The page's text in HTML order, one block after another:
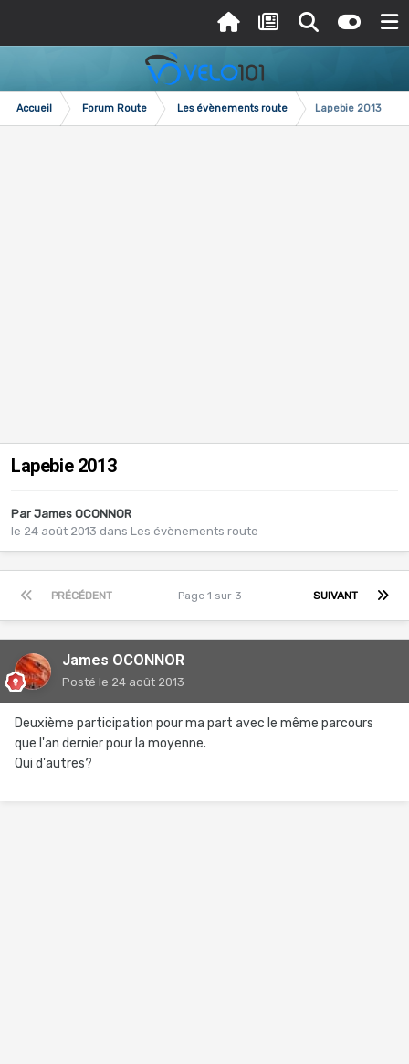
Accueil Forum Route Les évènements route Lapebie 2013
Lapebie 2013
Par James OCONNOR
le 24 août 2013 dans Les évènements route
PRÉCÉDENT SUIVANT
Page 1 sur 3
James OCONNOR
Posté le 24 août 2013
Deuxième participation pour ma part avec le même parcours
que l'an dernier pour la moyenne.
Qui d'autres?